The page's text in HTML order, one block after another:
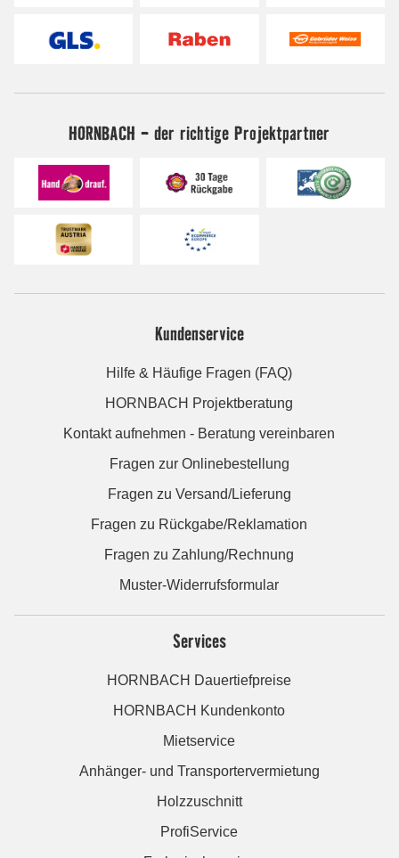
HORNBACH - der richtige Projektpartner
Kundenservice
Hilfe & Häufige Fragen (FAQ)
HORNBACH Projektberatung
Kontakt aufnehmen - Beratung vereinbaren
Fragen zur Onlinebestellung
Fragen zu Versand/Lieferung
Fragen zu Rückgabe/Reklamation
Fragen zu Zahlung/Rechnung
Muster-Widerrufsformular
Services
HORNBACH Dauertiefpreise
HORNBACH Kundenkonto
Mietservice
Anhänger- und Transportervermietung
Holzzuschnitt
ProfiService